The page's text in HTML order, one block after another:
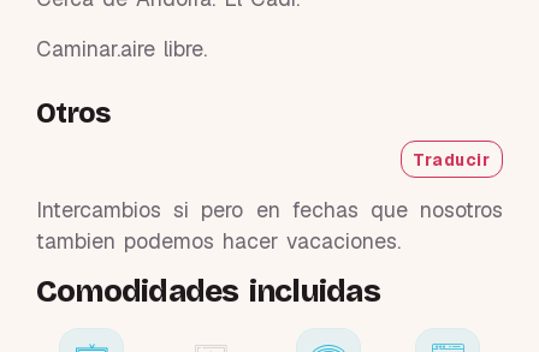
Caminar.aire libre.
Otros
Traducir
Intercambios si pero en fechas que nosotros
tambien podemos hacer vacaciones.
Comodidades incluidas